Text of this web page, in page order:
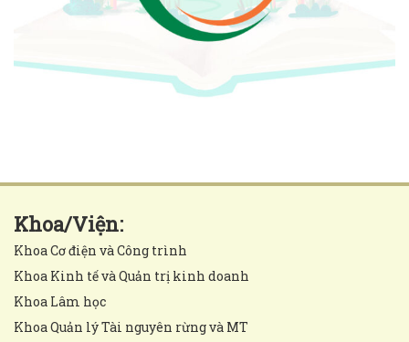
Khoa/Viện:
Khoa Cơ điện và Công trình
Khoa Kinh tế và Quản trị kinh doanh
Khoa Lâm học
Khoa Quản lý Tài nguyên rừng và MT